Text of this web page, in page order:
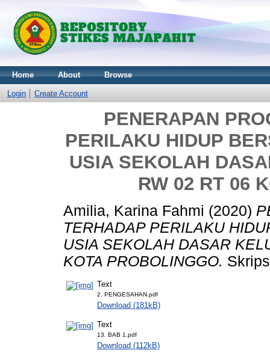
Home About Browse
Login Create Account
PENERAPAN
PERILAKU HIDUP
USIA SEKOLAH
RW 02 RT 06
Amilia, Karina Fahmi (2020)
TERHADAP PERILAKU
USIA SEKOLAH DASAR
KOTA PROBOLINGGO.
Text
2. PENGESAHAN.pdf
Download (181kB)
Text
13. BAB 1.pdf
Download (112kB)